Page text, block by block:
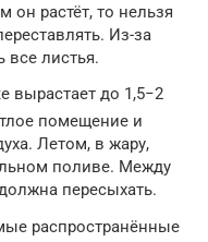
он растёт, то нельзя
Из-за
все листья.
вырастает до 1,5−2
помещение и
Летом, в жару,
поливе. Между
пересыхать.
распространённые